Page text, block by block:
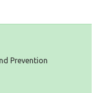
Prevention